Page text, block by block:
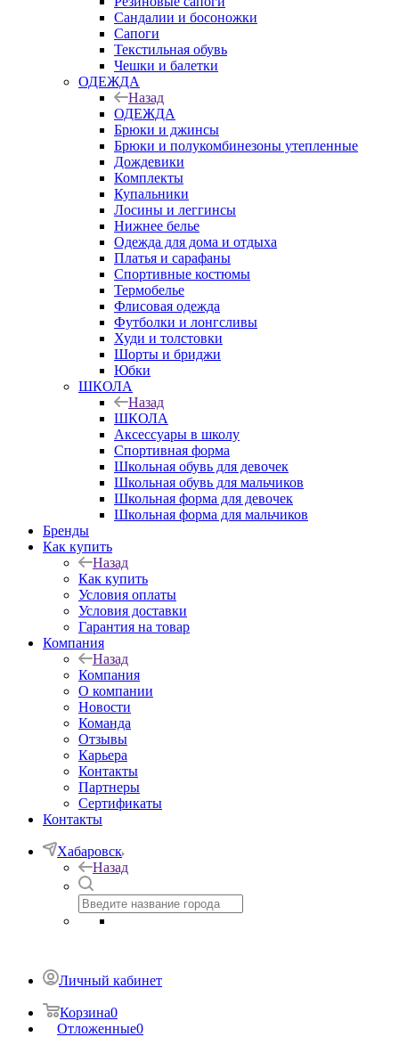
Сандалии и босоножки
Сапоги
Текстильная обувь
Чешки и балетки
ОДЕЖДА
Назад
ОДЕЖДА
Брюки и джинсы
Брюки и полукомбинезоны утепленные
Дождевики
Комплекты
Купальники
Лосины и леггинсы
Нижнее белье
Одежда для дома и отдыха
Платья и сарафаны
Спортивные костюмы
Термобелье
Флисовая одежда
Футболки и лонгсливы
Худи и толстовки
Шорты и бриджи
Юбки
ШКОЛА
Назад
ШКОЛА
Аксессуары в школу
Спортивная форма
Школьная обувь для девочек
Школьная обувь для мальчиков
Школьная форма для девочек
Школьная форма для мальчиков
Бренды
Как купить
Назад
Как купить
Условия оплаты
Условия доставки
Гарантия на товар
Компания
Назад
Компания
О компании
Новости
Команда
Отзывы
Карьера
Контакты
Партнеры
Сертификаты
Контакты
Хабаровск
Назад
Личный кабинет
Корзина0
Отложенные0